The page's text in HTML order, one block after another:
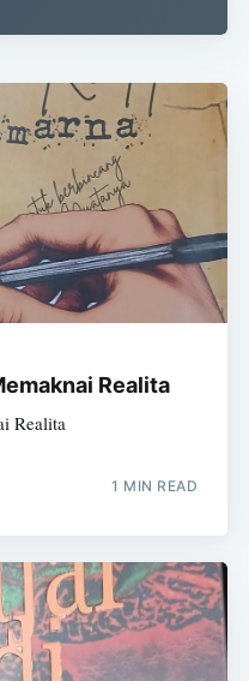
Realita
Realita
1 MIN READ